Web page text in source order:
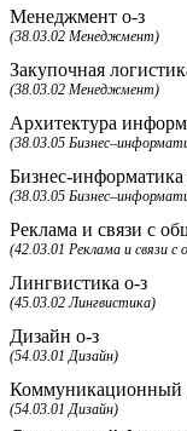
Менеджмент о-з
(38.03.02 Менеджмент)
Закупочная
(38.03.02 Менеджмент)
Архитектура
(38.03.05
Бизнес-информатика
(38.03.05
Реклама и связи с
(42.03.01 Реклама и связи
Лингвистика о-з
(45.03.02 Лингвистика)
Дизайн о-з
(54.03.01 Дизайн)
Коммуникационный
(54.03.01 Дизайн)